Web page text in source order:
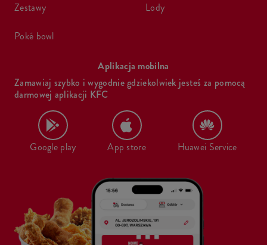
zestawy
poké bowl
lody
Aplikacja mobilna
Zamawiaj szybko i wygodnie gdziekolwiek jesteś za pomocą
darmowej aplikacji KFC
Google play App store Huawei Service